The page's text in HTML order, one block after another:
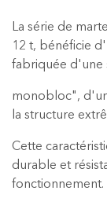
La série de
12 t, bénéficie
fabriquée d'une
monobloc",
la structure
Cette
durable et
fonctionnement.